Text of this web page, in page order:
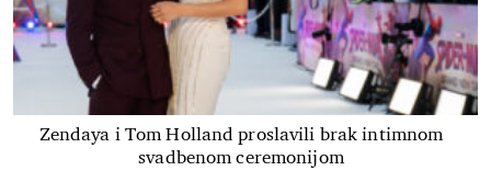
Zendaya i Tom Holland proslavili brak intimnom
svadbenom ceremonijom